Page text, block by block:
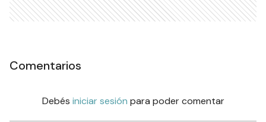
Comentarios
Debés iniciar sesión para poder comentar